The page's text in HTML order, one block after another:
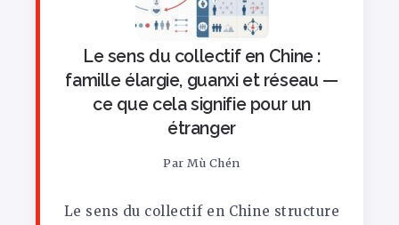
Le sens du collectif en Chine :
famille élargie, guanxi et réseau —
ce que cela signifie pour un
étranger
Par Mù Chén
Le sens du collectif en Chine structure